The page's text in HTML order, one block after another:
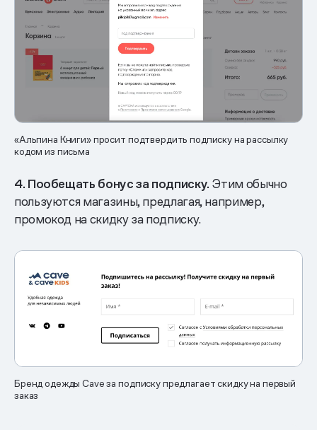
«Альпина Книги» просит подтвердить подписку на рассылку
кодом из письма
4. Пообещать бонус за подписку. Этим обычно
пользуются магазины, предлагая, например,
промокод на скидку за подписку.
Бренд одежды Cave за подписку предлагает скидку на первый
заказ